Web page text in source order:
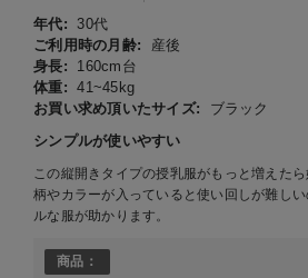
年代:
30代
ご利用時の月齢:
産後
身長:
160cm台
体重: 41~45kg
お買い求め頂いたサイズ:
ブラック
シンプルが使いやすい
この縦開きタイプの授乳服がもっと増えたら
柄やカラーが入っていると使い回しが難し
ルな服が助かります。
商品：